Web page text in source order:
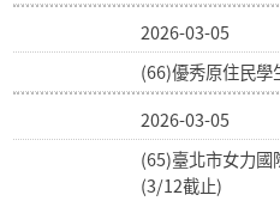
2026-03-05
(66)優秀原住民
2026-03-05
(65)臺北市女力
(3/12截止)